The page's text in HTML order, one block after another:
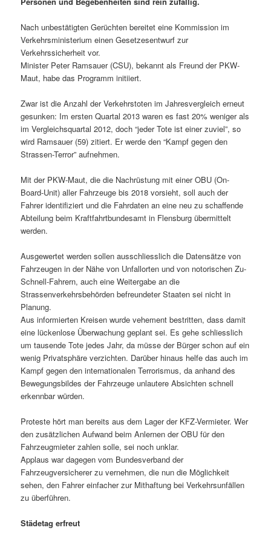
Nach unbestätigten Gerüchten bereitet eine Kommission im
Verkehrsministerium einen Gesetzesentwurf zur
Verkehrssicherheit vor.
Minister Peter Ramsauer (CSU), bekannt als Freund der PKW-
Maut, habe das Programm initiiert.
Zwar ist die Anzahl der Verkehrstoten im Jahresvergleich erneut
gesunken: Im ersten Quartal 2013 waren es fast 20% weniger als
im Vergleichsquartal 2012, doch “jeder Tote ist einer zuviel”, so
wird Ramsauer (59) zitiert. Er werde den “Kampf gegen den
Strassen-Terror” aufnehmen.
Mit der PKW-Maut, die die Nachrüstung mit einer OBU (On-
Board-Unit) aller Fahrzeuge bis 2018 vorsieht, soll auch der
Fahrer identifiziert und die Fahrdaten an eine neu zu schaffende
Abteilung beim Kraftfahrtbundesamt in Flensburg übermittelt
werden.
Ausgewertet werden sollen ausschliesslich die Datensätze von
Fahrzeugen in der Nähe von Unfallorten und von notorischen Zu-
Schnell-Fahrern, auch eine Weitergabe an die
Strassenverkehrsbehörden befreundeter Staaten sei nicht in
Planung.
Aus informierten Kreisen wurde vehement bestritten, dass damit
eine lückenlose Überwachung geplant sei. Es gehe schliesslich
um tausende Tote jedes Jahr, da müsse der Bürger schon auf ein
wenig Privatsphäre verzichten. Darüber hinaus helfe das auch im
Kampf gegen den internationalen Terrorismus, da anhand des
Bewegungsbildes der Fahrzeuge unlautere Absichten schnell
erkennbar würden.
Proteste hört man bereits aus dem Lager der KFZ-Vermieter. Wer
den zusätzlichen Aufwand beim Anlernen der OBU für den
Fahrzeugmieter zahlen solle, sei noch unklar.
Applaus war dagegen vom Bundesverband der
Fahrzeugversicherer zu vernehmen, die nun die Möglichkeit
sehen, den Fahrer einfacher zur Mithaftung bei Verkehrsunfällen
zu überführen.
Städetag erfreut